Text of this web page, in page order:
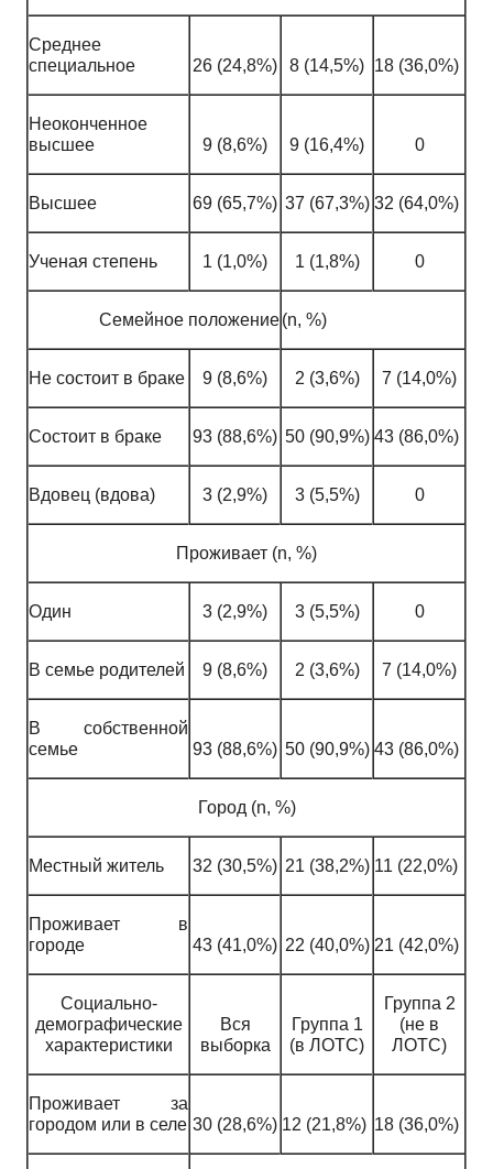
Среднее
специальное
26 (24,8%) 8 (14,5%) 18 (36,0%)
Неоконченное
высшее
9 (8,6%) 9 (16,4%) 0
Высшее 69 (65,7%) 37 (67,3%) 32 (64,0%)
Ученая степень 1 (1,0%) 1 (1,8%) 0
Семейное положение(n, %)
Не состоит в браке 9 (8,6%) 2 (3,6%) 7 (14,0%)
Состоит в браке 93 (88,6%) 50 (90,9%) 43 (86,0%)
Вдовец (вдова) 3 (2,9%) 3 (5,5%) 0
Проживает (n, %)
Один 3 (2,9%) 3 (5,5%) 0
В семье родителей 9 (8,6%) 2 (3,6%) 7 (14,0%)
В собственной
семье
93 (88,6%) 50 (90,9%) 43 (86,0%)
Город (n, %)
Местный житель 32 (30,5%) 21 (38,2%) 11 (22,0%)
Проживает в
городе
43 (41,0%) 22 (40,0%) 21 (42,0%)
Социально-
демографические
характеристики
Вся
выборка
Группа 1
(в ЛОТС)
Группа 2
(не в
ЛОТС)
Проживает за
городом или в селе 30 (28,6%) 12 (21,8%) 18 (36,0%)